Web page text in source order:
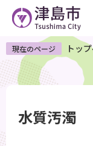
ペ
ー
ジ
の
で
現在のページ トッ
水質汚濁